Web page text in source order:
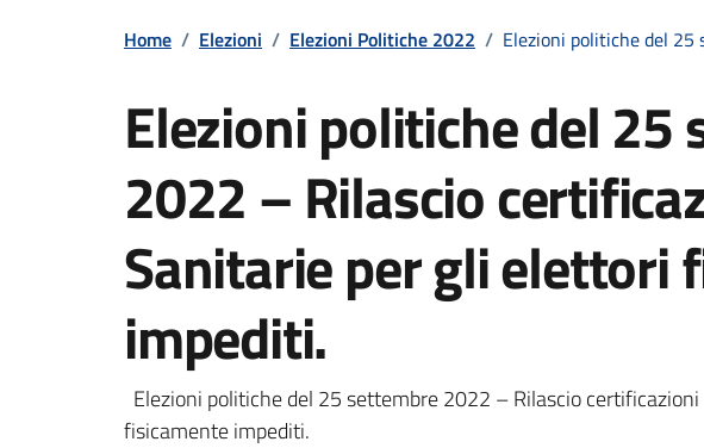
Home / Elezioni / Elezioni Politiche 2022 / Elezioni politiche del
Elezioni politiche del 25
2022 – Rilascio
Sanitarie per gli elettori
impediti.
Dettagli della notizia
Elezioni politiche del 25 settembre 2022 – Rilascio
fisicamente impediti.